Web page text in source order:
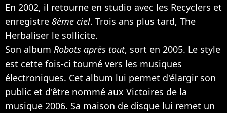
En 2002, il retourne en studio avec les Recyclers et
enregistre 8ème ciel. Trois ans plus tard, The
Herbaliser le sollicite.
Son album Robots après tout, sort en 2005. Le style
est cette fois-ci tourné vers les musiques
électroniques. Cet album lui permet d'élargir son
public et d'être nommé aux Victoires de la
musique 2006. Sa maison de disque lui remet un